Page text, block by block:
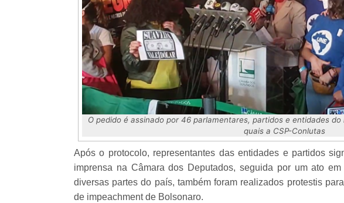
O pedido é assinado por 46 parlamentares, partidos e entidades
quais a CSP-Conlutas
Após o protocolo, representantes das entidades e partidos
imprensa na Câmara dos Deputados, seguida por um ato
diversas partes do país, também foram realizados protestis
de impeachment de Bolsonaro.